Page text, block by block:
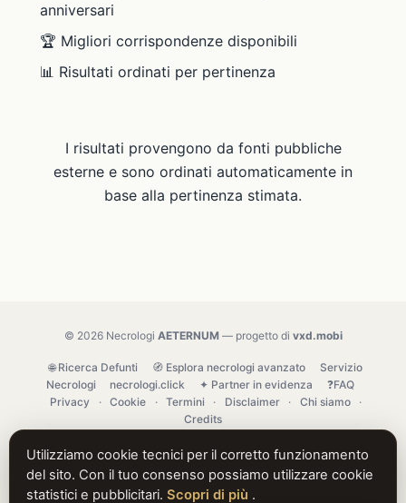
anniversari
🏆 Migliori corrispondenze disponibili
📊 Risultati ordinati per pertinenza
I risultati provengono da fonti pubbliche
esterne e sono ordinati automaticamente in
base alla pertinenza stimata.
© 2026 Necrologi AETERNUM— progetto di vxd.mobi
🌐 Ricerca Defunti 🧭 Esplora necrologi avanzato
Servizio
Necrologi
necrologi.click ✦ Partner in evidenza
❓FAQ
Privacy
· Cookie · Termini · Disclaimer · Chi siamo
·
Credits
Utilizziamo cookie tecnici per il corretto funzionamento
del sito. Con il tuo consenso possiamo utilizzare cookie
statistici e pubblicitari. Scopri di più .